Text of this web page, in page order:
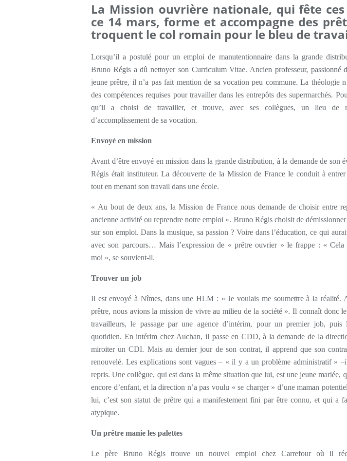
La Mission ouvrière nationale, qui fête
ce 14 mars, forme et accompagne des
troquent le col romain pour le bleu de
Lorsqu’il a postulé pour un emploi de manutentionnaire dans la grande
Bruno Régis a dû nettoyer son Curriculum Vitae. Ancien professeur, passionné
jeune prêtre, il n’a pas fait mention de sa vocation peu commune. La théologie
des compétences requises pour travailler dans les entrepôts des supermarchés.
qu’il a choisi de travailler, et trouve, avec ses collègues, un lieu de
d’accomplissement de sa vocation.
Envoyé en mission
Avant d’être envoyé en mission dans la grande distribution, à la demande de son
Régis était instituteur. La découverte de la Mission de France le conduit à
tout en menant son travail dans une école.
« Au bout de deux ans, la Mission de France nous demande de choisir entre
ancienne activité ou reprendre notre emploi ». Bruno Régis choisit de démissionner
sur son emploi. Dans la musique, sa passion ? Voire dans l’éducation, ce qui
avec son parcours… Mais l’expression de « prêtre ouvrier » le frappe : « Cela
moi », se souvient-il.
Trouver un job
Il est envoyé à Nîmes, dans une HLM : « Je voulais me soumettre à la réalité.
prêtre, nous avions la mission de vivre au milieu de la société ». Il connaît donc
travailleurs, le passage par une agence d’intérim, pour un premier job, puis
quotidien. En intérim chez Auchan, il passe en CDD, à la demande de la
miroiter un CDI. Mais au dernier jour de son contrat, il apprend que son
renouvelé. Les explications sont vagues – « il y a un problème administratif »
repris. Une collègue, qui est dans la même situation que lui, est une jeune mariée,
encore d’enfant, et la direction n’a pas voulu « se charger » d’une maman
lui, c’est son statut de prêtre qui a manifestement fini par être connu, et qui a
atypique.
Un prêtre manie les palettes
Le père Bruno Régis trouve un nouvel emploi chez Carrefour où il